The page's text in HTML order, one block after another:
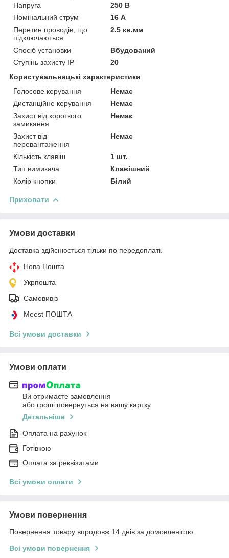
Напруга
250 В
Номінальний струм
16 А
Перетин проводів, що
підключаються
2.5 кв.мм
Спосіб установки
Вбудований
Ступінь захисту IP
20
Користувальницькі характеристики
Голосове керування
Немає
Дистанційне керування
Немає
Захист від короткого
замикання
Немає
Захист від
перевантаження
Немає
Кількість клавіш
1 шт.
Тип вимикача
Клавішний
Колір кнопки
Білий
Приховати
Умови доставки
Доставка здійснюється тільки по передоплаті.
Нова Пошта
Укрпошта
Самовивіз
Meest ПОШТА
Всі умови доставки
Умови оплати
Ви отримаєте замовлення
або гроші повернуться на вашу картку
Детальніше
Оплата на рахунок
Готівкою
Оплата за реквізитами
Всі умови оплати
Умови повернення
Повернення товару впродовж 14 днів за домовленістю
Всі умови повернення